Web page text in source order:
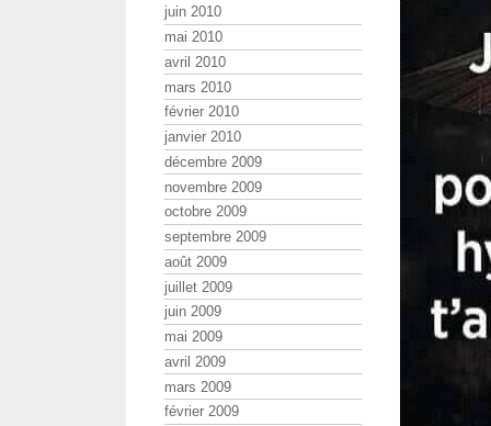
juin 2010
mai 2010
avril 2010
mars 2010
février 2010
janvier 2010
décembre 2009
novembre 2009
octobre 2009
septembre 2009
août 2009
juillet 2009
juin 2009
mai 2009
avril 2009
mars 2009
février 2009